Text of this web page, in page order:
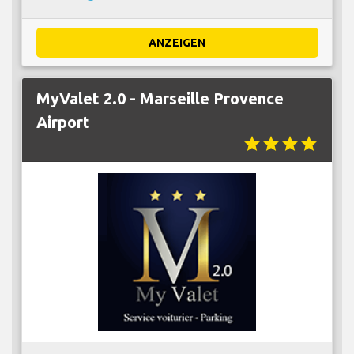
ANZEIGEN
MyValet 2.0 - Marseille Provence
Airport
starstarstarstar